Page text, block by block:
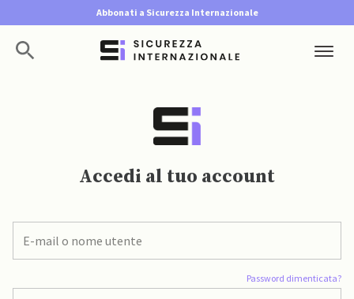
Abbonati a Sicurezza Internazionale
Accedi al tuo account
Password dimenticata?